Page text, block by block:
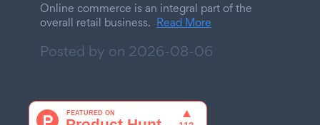
Online commerce is an integral part of the
overall retail business. Read More
Posted by on 2026-08-06